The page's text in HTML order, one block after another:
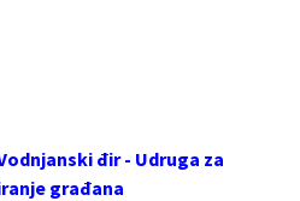
đir - Udruga za
građana